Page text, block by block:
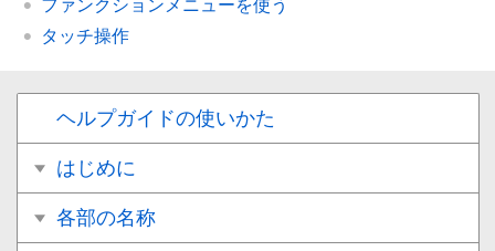
ファンクションメニューを使う
タッチ操作
ヘルプガイドの使いかた
はじめに
各部の名称